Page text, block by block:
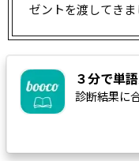
ゼントを渡してきま
boocoで読める
３分で単
診断結果に